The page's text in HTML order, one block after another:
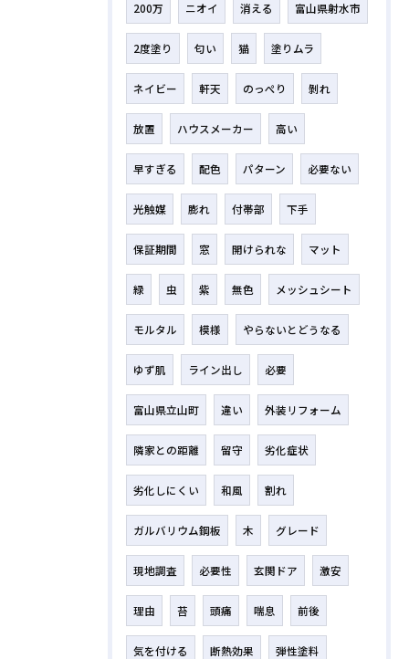
200万 ニオイ 消える 富山県射水市
2度塗り 匂い 猫 塗りムラ
ネイビー 軒天 のっぺり 剝れ
放置 ハウスメーカー 高い
早すぎる 配色 パターン 必要ない
光触媒 膨れ 付帯部 下手
保証期間 窓 開けられな マット
緑 虫 紫 無色 メッシュシート
モルタル 模様 やらないとどうなる
ゆず肌 ライン出し 必要
富山県立山町 違い 外装リフォーム
隣家との距離 留守 劣化症状
劣化しにくい 和風 割れ
ガルバリウム鋼板 木 グレード
現地調査 必要性 玄関ドア 激安
理由 苔 頭痛 喘息 前後
気を付ける 断熱効果 弾性塗料